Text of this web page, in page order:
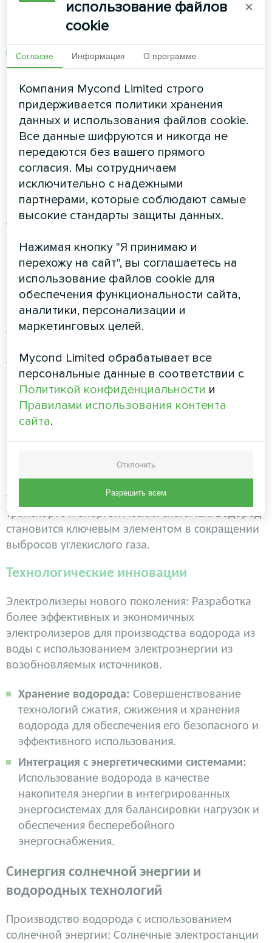
вырабатываемой солнечными панелями и
тепловыми насосами.
Обмен энергией:Внедрение технологий для
обмена избыточной энергией между членами
сообщества, позволяющих более эффективно
использовать ресурсы.
Развитие систем
производства и хранения
водорода с 2024 года
Системы производства и хранения
водорода
Рост рынка и тенденции
2024-2025: Начальный этап развития рынка
водородных технологий. Правительства и
частный сектор активно инвестируют в
увеличение числа демонстрационных проектов.
2026-2028:Начало массового производства
водорода из возобновляемых источников, таких
как солнечная и ветровая энергия. Развитие
хранения водорода.
2029-2030:Широкое внедрение водородных
технологий в промышленном секторе,
транспорте и энергетических системах. Водород
становится ключевым элементом в сокращении
выбросов углекислого газа.
Технологические инновации
Электролизеры нового поколения: Разработка
более эффективных и экономичных
электролизеров для производства водорода из
воды с использованием электроэнергии из
возобновляемых источников.
Хранение водорода: Совершенствование
технологий сжатия, сжижения и хранения
водорода для обеспечения его безопасного и
эффективного использования.
Интеграция с энергетическими системами:
Использование водорода в качестве
накопителя энергии в интегрированных
энергосистемах для балансировки нагрузок и
обеспечения бесперебойного
энергоснабжения.
Синергия солнечной энергии и
водородных технологий
Производство водорода с использованием
солнечной энергии: Солнечные электростанции
использование файлов
cookie
×
Согласие Информация О программе
Компания Mycond Limited строго
придерживается политики хранения
данных и использования файлов cookie.
Все данные шифруются и никогда не
передаются без вашего прямого
согласия. Мы сотрудничаем
исключительно с надежными
партнерами, которые соблюдают самые
высокие стандарты защиты данных.
Нажимая кнопку "Я принимаю и
перехожу на сайт", вы соглашаетесь на
использование файлов cookie для
обеспечения функциональности сайта,
аналитики, персонализации и
маркетинговых целей.
Mycond Limited обрабатывает все
персональные данные в соответствии с
Политикой конфиденциальности и
Правилами использования контента
сайта.
Отклонить
Разрешить всем